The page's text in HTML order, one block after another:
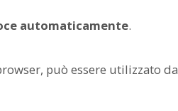
automaticamente.
può essere utilizzato da